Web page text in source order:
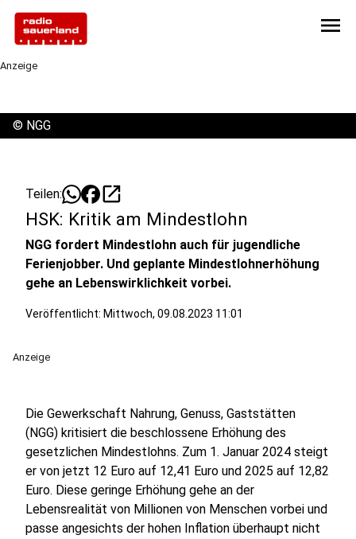
menu
Anzeige
© NGG
Teilen: open_in_new
HSK: Kritik am Mindestlohn
NGG fordert Mindestlohn auch für jugendliche
Ferienjobber. Und geplante Mindestlohnerhöhung
gehe an Lebenswirklichkeit vorbei.
Veröffentlicht: Mittwoch, 09.08.2023 11:01
Anzeige
Die Gewerkschaft Nahrung, Genuss, Gaststätten
(NGG) kritisiert die beschlossene Erhöhung des
gesetzlichen Mindestlohns. Zum 1. Januar 2024 steigt
er von jetzt 12 Euro auf 12,41 Euro und 2025 auf 12,82
Euro. Diese geringe Erhöhung gehe an der
Lebensrealität von Millionen von Menschen vorbei und
passe angesichts der hohen Inflation überhaupt nicht